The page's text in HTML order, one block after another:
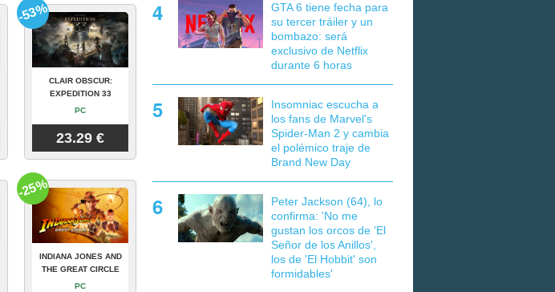
CLAIR OBSCUR:
EXPEDITION 33
PC
23.29 €
-53%
INDIANA JONES AND
THE GREAT CIRCLE
PC
-25%
GTA 6 tiene fecha para
su tercer tráiler y un
bombazo: será
exclusivo de Netflix
durante 6 horas
Insomniac escucha a
los fans de Marvel's
Spider-Man 2 y cambia
el polémico traje de
Brand New Day
Peter Jackson (64), lo
confirma: 'No me
gustan los orcos de 'El
Señor de los Anillos',
los de 'El Hobbit' son
formidables'